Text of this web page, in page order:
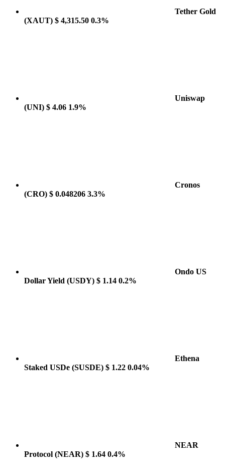
Tether Gold
(XAUT) $ 4,315.50 0.3%
Uniswap
(UNI) $ 4.06 1.9%
Cronos
(CRO) $ 0.048206 3.3%
Ondo US
Dollar Yield (USDY) $ 1.14 0.2%
Ethena
Staked USDe (SUSDE) $ 1.22 0.04%
NEAR
Protocol (NEAR) $ 1.64 0.4%